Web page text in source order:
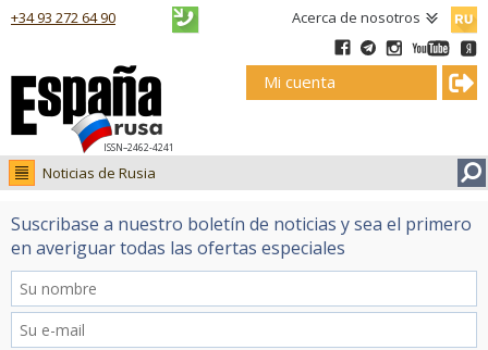
Acerca de nosotros
ISSN–2462-4241
+34 93 272 64 90
Mi cuenta
Noticias de Rusia
Noticias de Rusia
Fotos
Suscribase a nuestro boletín de noticias y sea el primero
en averiguar todas las ofertas especiales